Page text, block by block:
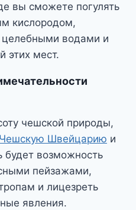
вы сможете погулять
кислородом,
целебными водами и
этих мест.
чешской природы,
Чешскую Швейцарию и
будет возможность
пейзажами,
и лицезреть
явления.